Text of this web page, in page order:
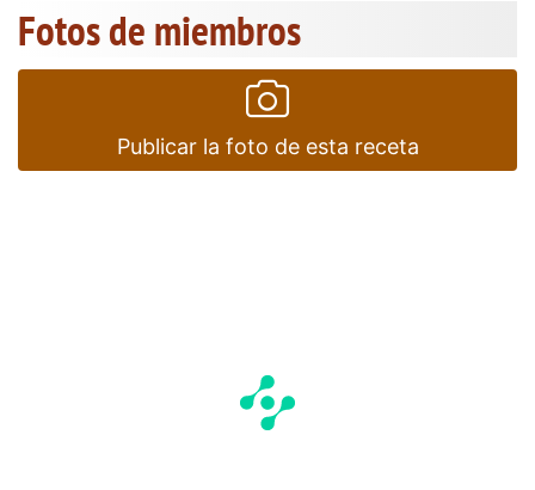
Fotos de miembros
Publicar la foto de esta receta